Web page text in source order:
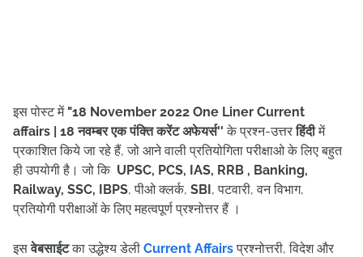
इस पोस्ट में"18 November 2022 One Liner Current
affairs | 18 नवम्बरएक पंक्ति करेंट अफेयर्स''के प्रश्न-उत्तरहिंदीमें
प्रकाशित किये जा रहे हैं, जो आने वाली प्रतियोगिता परीक्षाओ के लिए बहुत
ही उपयोगी है।जो कि UPSC, PCS, IAS, RRB , Banking,
Railway, SSC, IBPS, पीओ क्लर्क, SBI, पटवारी, वन विभाग,
प्रतियोगी परीक्षाओं के लिए महत्वपूर्ण प्रश्नोत्तर हैं ।
इसवेबसाईटका उद्धेश्य डेली Current Affairsप्रश्नोत्तरी, विदेश और